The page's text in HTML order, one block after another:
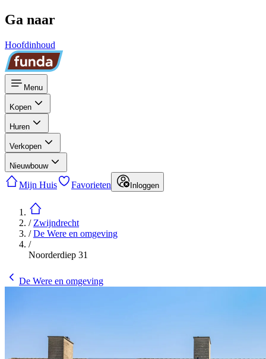
Ga naar
Hoofdinhoud
Menu
Kopen
Huren
Verkopen
Nieuwbouw
Mijn Huis Favorieten Inloggen
/ Zwijndrecht
/De Were en omgeving
/
Noorderdiep 31
De Were en omgeving